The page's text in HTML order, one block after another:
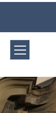
Direkt zum Inhalt
Leichte
und